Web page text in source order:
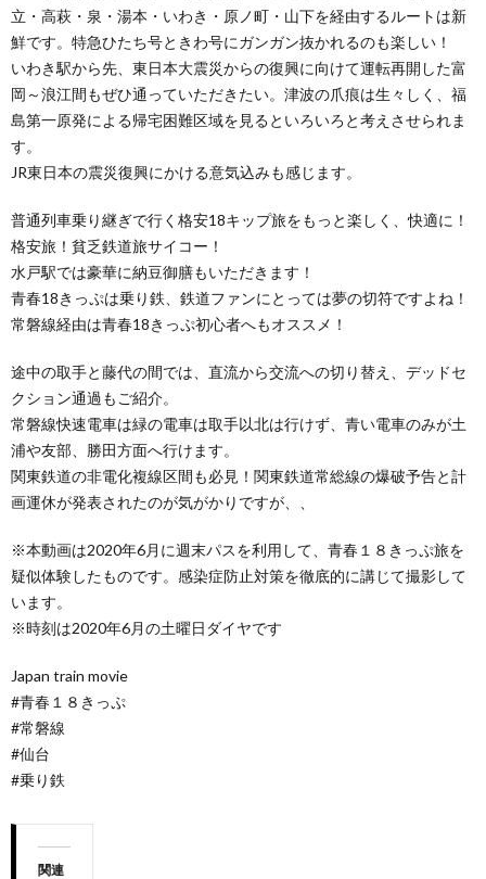
立・高萩・泉・湯本・いわき・原ノ町・山下を経由するルートは新
鮮です。特急ひたち号ときわ号にガンガン抜かれるのも楽しい！
いわき駅から先、東日本大震災からの復興に向けて運転再開した富
岡～浪江間もぜひ通っていただきたい。津波の爪痕は生々しく、福
島第一原発による帰宅困難区域を見るといろいろと考えさせられま
す。
JR東日本の震災復興にかける意気込みも感じます。
普通列車乗り継ぎで行く格安18キップ旅をもっと楽しく、快適に！
格安旅！貧乏鉄道旅サイコー！
水戸駅では豪華に納豆御膳もいただきます！
青春18きっぷは乗り鉄、鉄道ファンにとっては夢の切符ですよね！
常磐線経由は青春18きっぷ初心者へもオススメ！
途中の取手と藤代の間では、直流から交流への切り替え、デッドセ
クション通過もご紹介。
常磐線快速電車は緑の電車は取手以北は行けず、青い電車のみが土
浦や友部、勝田方面へ行けます。
関東鉄道の非電化複線区間も必見！関東鉄道常総線の爆破予告と計
画運休が発表されたのが気がかりですが、、
※本動画は2020年6月に週末パスを利用して、青春１８きっぷ旅を
疑似体験したものです。感染症防止対策を徹底的に講じて撮影して
います。
※時刻は2020年6月の土曜日ダイヤです
Japan train movie
#青春１８きっぷ
#常磐線
#仙台
#乗り鉄
関連